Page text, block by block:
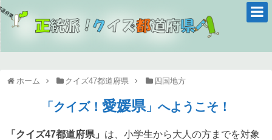
ホーム クイズ47都道府県 四国地方
「クイズ！ 愛媛県」へようこそ！
「クイズ47都道府県」 は、小学生から大人の方までを対象